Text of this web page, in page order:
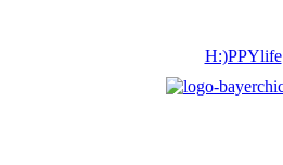
H:)PPYlife